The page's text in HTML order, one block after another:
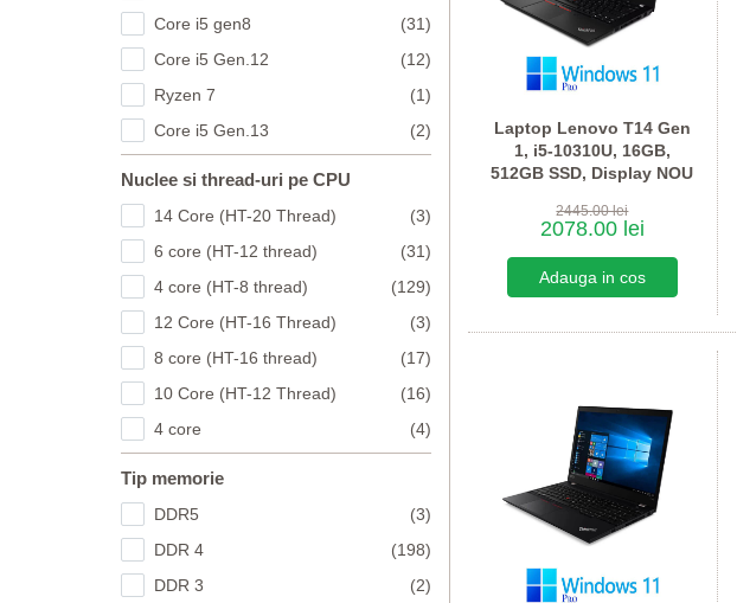
Core i5 gen8
(31)
Core i5 Gen.12
(12)
Ryzen 7
(1)
Core i5 Gen.13
(2)
Nuclee si thread-uri pe CPU
14 Core (HT-20 Thread)
(3)
6 core (HT-12 thread)
(31)
4 core (HT-8 thread)
(129)
12 Core (HT-16 Thread)
(3)
8 core (HT-16 thread)
(17)
10 Core (HT-12 Thread)
(16)
4 core
(4)
Tip memorie
DDR5
(3)
DDR 4
(198)
DDR 3
(2)
Laptop Lenovo T14 Gen
1, i5-10310U, 16GB,
512GB SSD, Display NOU
2445.00 lei
2078.00 lei